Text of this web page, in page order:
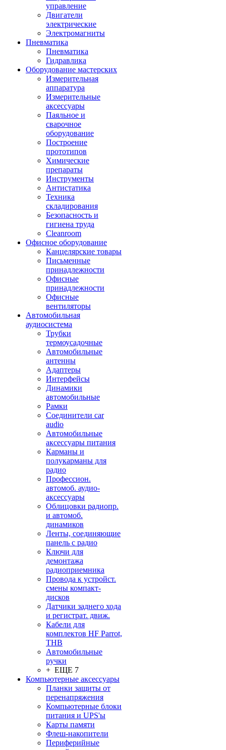
управление
Двигатели
электрические
Электромагниты
Пневматика
Пневматика
Гидравлика
Оборудование мастерских
Измерительная
аппаратура
Измерительные
аксессуары
Паяльное и
сварочное
оборудование
Построение
прототипов
Химические
препараты
Инструменты
Aнтистатика
Техника
складирования
Безопасность и
гигиена труда
Cleanroom
Офисное оборудование
Канцелярские товары
Письменные
принадлежности
Офисные
принадлежности
Офисные
вентиляторы
Автомобильная
аудиосистема
Трубки
термоусадочные
Автомобильные
антенны
Адаптеры
Интерфейсы
Динамики
автомобильные
Рамки
Соединители car
audio
Автомобильные
аксессуары питания
Карманы и
полукарманы для
радио
Профессион.
автомоб. аудио-
аксессуары
Облицовки радиопр.
и автомоб.
динамиков
Ленты, соединяющие
панель с радио
Ключи для
демонтажа
радиоприемника
Провода к устройст.
смены компакт-
дисков
Датчики заднего хода
и регистрат. движ.
Кабели для
комплектов HF Parrot,
THB
Автомобильные
ручки
+ ЕЩЕ 7
Компьютерные аксессуары
Планки защиты от
перенапряжения
Компьютерные блоки
питания и UPS'ы
Карты памяти
Флеш-накопители
Периферийные